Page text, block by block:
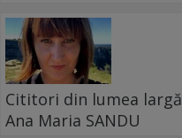
Cititori din lumea largă
Ana Maria SANDU